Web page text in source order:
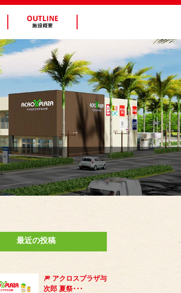
最近の投稿
🎆 アクロスプラザ与
次郎 夏祭･･･